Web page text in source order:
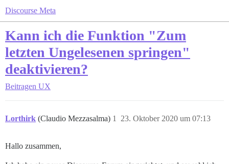
Discourse Meta
Kann ich die Funktion "Zum
letzten Ungelesenen springen"
deaktivieren?
Beitragen UX
Lorthirk (Claudio Mezzasalma) 23. Oktober 2020 um 07:13
1
Hallo zusammen,